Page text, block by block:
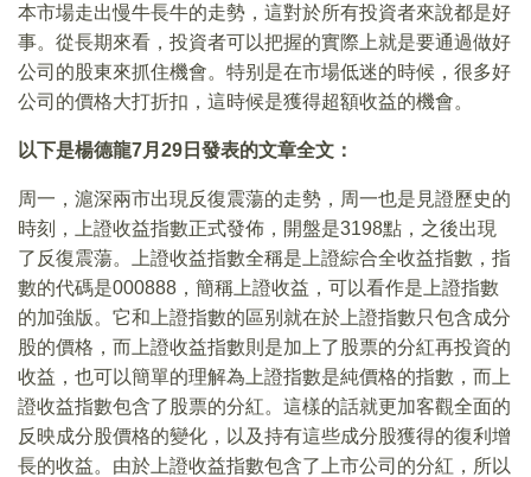
本市場走出慢牛長牛的走勢，這對於所有投資者來說都是好
事。從長期來看，投資者可以把握的實際上就是要通過做好
公司的股東來抓住機會。特别是在市場低迷的時候，很多好
公司的價格大打折扣，這時候是獲得超額收益的機會。
以下是楊德龍7月29日發表的文章全文：
周一，滬深兩市出現反復震蕩的走勢，周一也是見證歷史的
時刻，上證收益指數正式發佈，開盤是3198點，之後出現
了反復震蕩。上證收益指數全稱是上證綜合全收益指數，指
數的代碼是000888，簡稱上證收益，可以看作是上證指數
的加強版。它和上證指數的區别就在於上證指數只包含成分
股的價格，而上證收益指數則是加上了股票的分紅再投資的
收益，也可以簡單的理解為上證指數是純價格的指數，而上
證收益指數包含了股票的分紅。這樣的話就更加客觀全面的
反映成分股價格的變化，以及持有這些成分股獲得的復利增
長的收益。由於上證收益指數包含了上市公司的分紅，所以